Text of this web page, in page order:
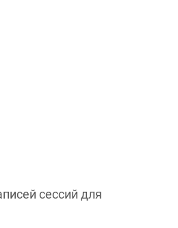
сессий для